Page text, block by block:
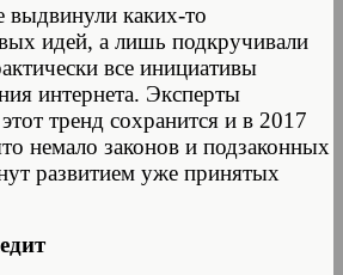
выдвинули каких-то
идей, а лишь подкручивали
все инициативы
интернета. Эксперты
тренд сохранится и в 2017
немало законов и подзаконных
развитием уже принятых